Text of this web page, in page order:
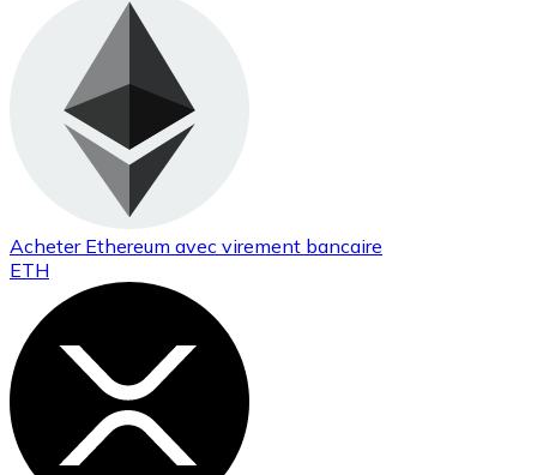
Acheter Ethereum avec virement bancaire
ETH